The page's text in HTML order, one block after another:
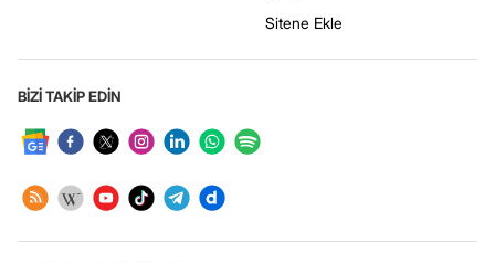
Sitene Ekle
BİZİ TAKİP EDİN